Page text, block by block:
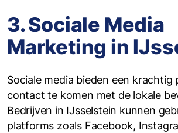
3. Sociale Media
Marketing in
Sociale media bieden een
contact te komen met de lokale
Bedrijven in IJsselstein kunnen
platforms zoals Facebook,